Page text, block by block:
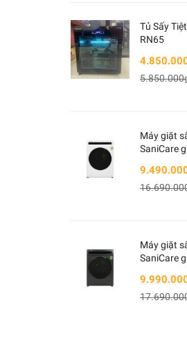
Tủ Sấy
RN65
Máy giặt
SaniCare
Trắng
Máy giặt
SaniCare